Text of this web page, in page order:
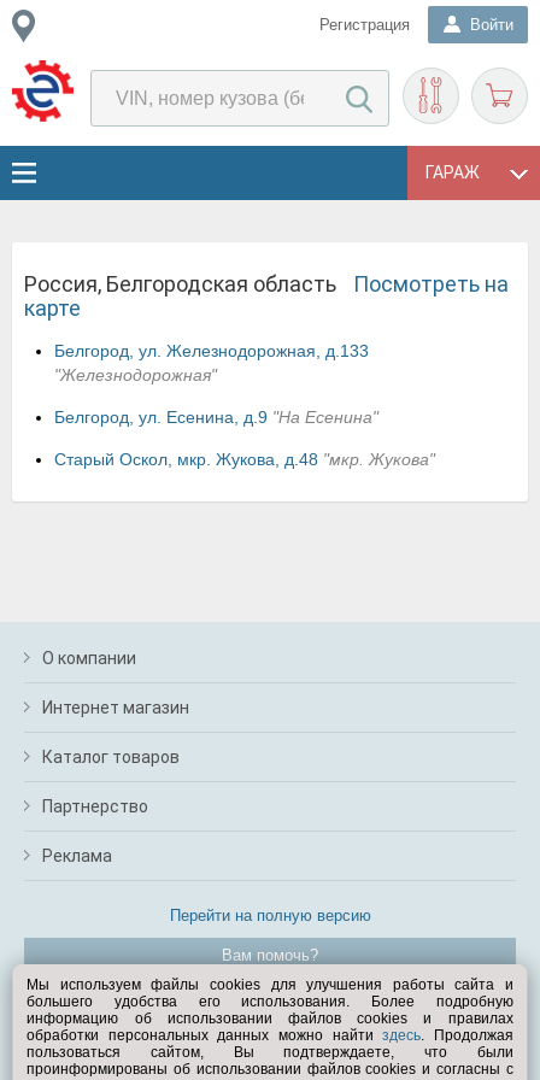
Регистрация Войти
ГАРАЖ
Россия, Белгородская область
Посмотреть на
карте
Белгород, ул. Железнодорожная, д.133
"Железнодорожная"
Белгород, ул. Есенина, д.9 "На Есенина"
Старый Оскол, мкр. Жукова, д.48 "мкр. Жукова"
О компании
Интернет магазин
Каталог товаров
Партнерство
Реклама
Перейти на полную версию
Вам помочь?
© Exist.ru 1998—2026
Мы используем файлы cookies для улучшения работы сайта и
большего удобства его использования. Более подробную
информацию об использовании файлов cookies и правилах
обработки персональных данных можно найтиздесь. Продолжая
пользоваться сайтом, Вы подтверждаете, что были
проинформированы об использовании файлов cookies и согласны с